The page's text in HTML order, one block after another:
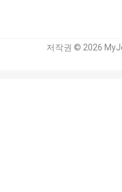
저작권 © 2026